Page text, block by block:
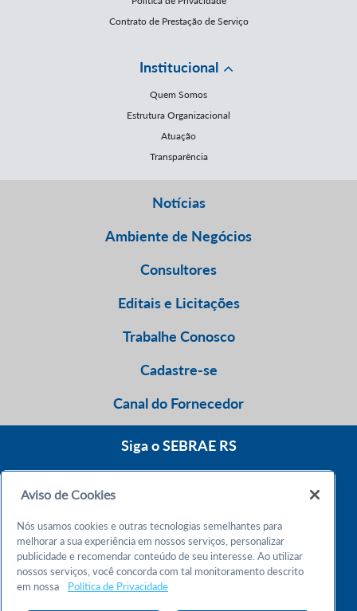
Contrato de Prestação de Serviço
Institucional
Quem Somos
Estrutura Organizacional
Atuação
Transparência
Notícias
Ambiente de Negócios
Consultores
Editais e Licitações
Trabalhe Conosco
Cadastre-se
Canal do Fornecedor
Siga o SEBRAE RS
Atendimento 24h
Chame no WhatsApp
Aviso de Cookies
Nós usamos cookies e outras tecnologias semelhantes para
melhorar a sua experiência em nossos serviços, personalizar
publicidade e recomendar conteúdo de seu interesse. Ao utilizar
nossos serviços, você concorda com tal monitoramento descrito
em nossa
Política de Privacidade